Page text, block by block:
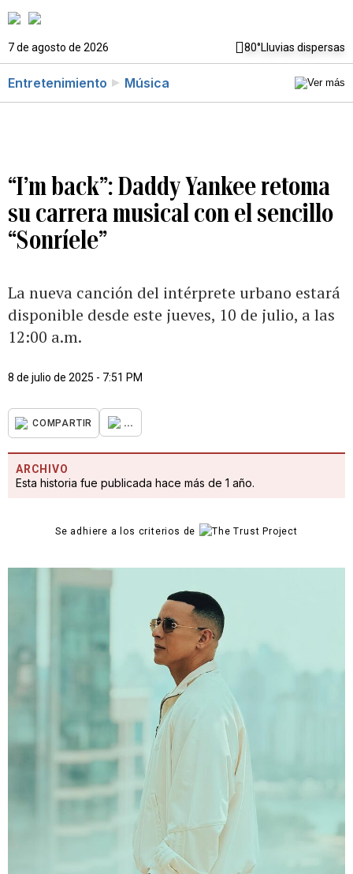
7 de agosto de 2026 80°Lluvias dispersas
Entretenimiento Música
“I’m back”: Daddy Yankee retoma
su carrera musical con el sencillo
“Sonríele”
La nueva canción del intérprete urbano estará
disponible desde este jueves, 10 de julio, a las
12:00 a.m.
8 de julio de 2025 - 7:51 PM
COMPARTIR ...
ARCHIVO
Esta historia fue publicada hace más de 1 año.
Se adhiere a los criterios de